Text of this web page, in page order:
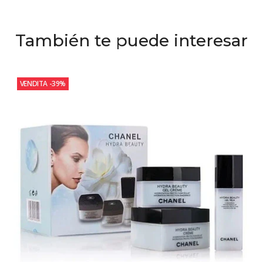
También te puede interesar
VENDITA -39%